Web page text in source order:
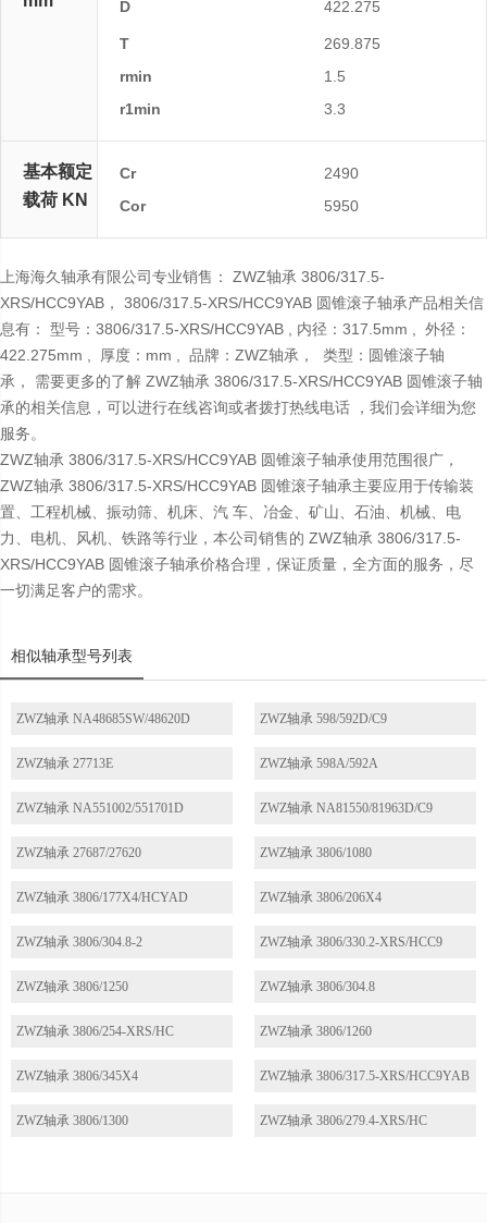
D
422.275
B
T
269.875
rmin
1.5
r1min
3.3
基本额定
载荷 KN
Cr
2490
Cor
5950
上海海久轴承有限公司专业销售： ZWZ轴承 3806/317.5-
XRS/HCC9YAB， 3806/317.5-XRS/HCC9YAB 圆锥滚子轴承产品相关信
息有： 型号：3806/317.5-XRS/HCC9YAB , 内径：317.5mm , 外径：
422.275mm , 厚度：mm , 品牌：ZWZ轴承， 类型：圆锥滚子轴
承， 需要更多的了解 ZWZ轴承 3806/317.5-XRS/HCC9YAB 圆锥滚子轴
承的相关信息，可以进行在线咨询或者拨打热线电话 ，我们会详细为您
服务。
ZWZ轴承 3806/317.5-XRS/HCC9YAB 圆锥滚子轴承使用范围很广，
ZWZ轴承 3806/317.5-XRS/HCC9YAB 圆锥滚子轴承主要应用于传输装
置、工程机械、振动筛、机床、汽 车、冶金、矿山、石油、机械、电
力、电机、风机、铁路等行业，本公司销售的 ZWZ轴承 3806/317.5-
XRS/HCC9YAB 圆锥滚子轴承价格合理，保证质量，全方面的服务，尽
一切满足客户的需求。
相似轴承型号列表
ZWZ轴承 NA48685SW/48620D ZWZ轴承 598/592D/C9
ZWZ轴承 27713E ZWZ轴承 598A/592A
ZWZ轴承 NA551002/551701D ZWZ轴承 NA81550/81963D/C9
ZWZ轴承 27687/27620 ZWZ轴承 3806/1080
ZWZ轴承 3806/177X4/HCYAD ZWZ轴承 3806/206X4
ZWZ轴承 3806/304.8-2 ZWZ轴承 3806/330.2-XRS/HCC9
ZWZ轴承 3806/1250 ZWZ轴承 3806/304.8
ZWZ轴承 3806/254-XRS/HC ZWZ轴承 3806/1260
ZWZ轴承 3806/345X4 ZWZ轴承 3806/317.5-XRS/HCC9YAB
ZWZ轴承 3806/1300 ZWZ轴承 3806/279.4-XRS/HC